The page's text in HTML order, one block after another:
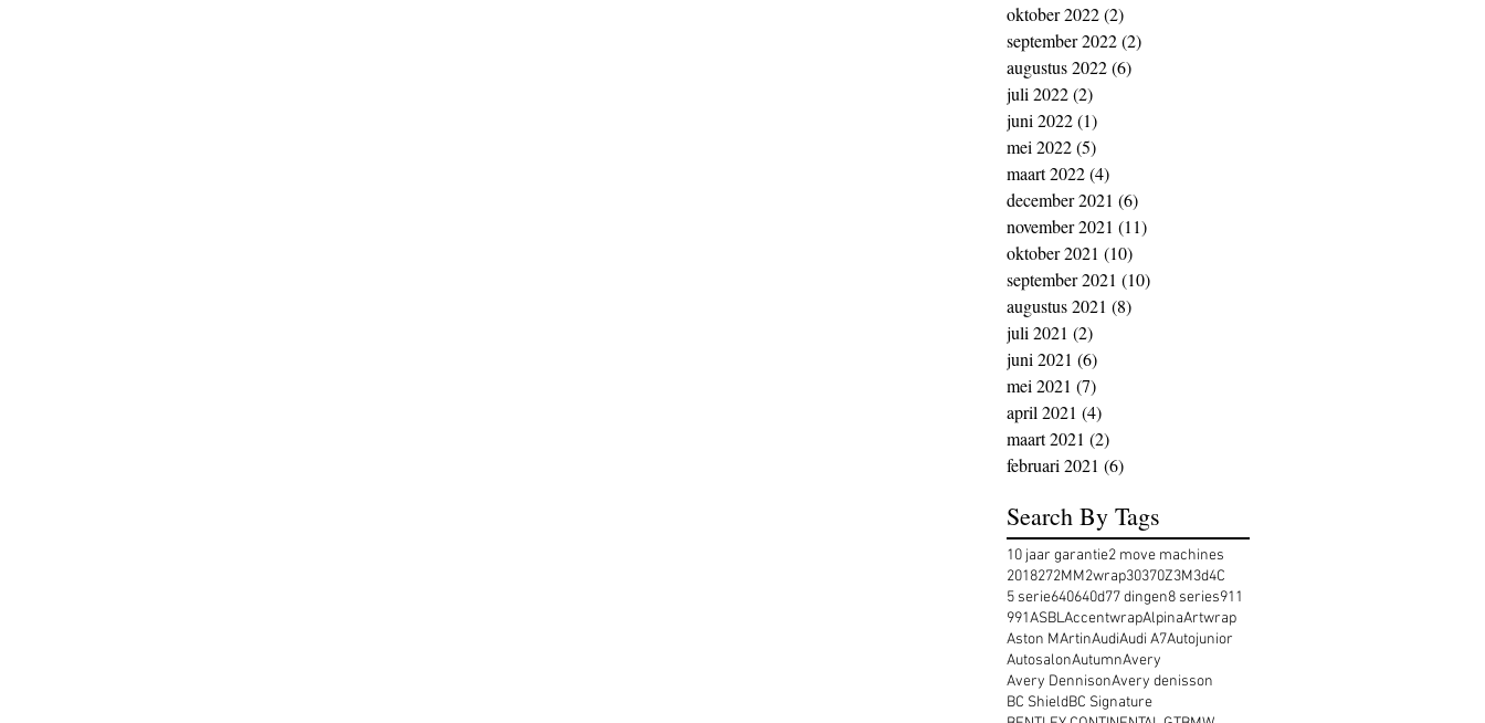
oktober 2022(2)
september 2022(2)
augustus 2022(6)
juli 2022(2)
juni 2022(1)
mei 2022(5)
maart 2022(4)
december 2021 (6)
november 2021 (11)
oktober 2021 (10)
september 2021 (10)
augustus 2021 (8)
juli 2021 (2)
juni 2021 (6)
mei 2021 (7)
april 2021 (4)
maart 2021 (2)
februari 2021 (6)
Search By Tags
10 jaar garantie2 move machines
2018272MM2wrap30370Z3M3d4C
5 serie640640d77 dingen8 series911
991ASBLAccentwrapAlpinaArtwrap
Aston MArtinAudiAudi A7Autojunior
AutosalonAutumnAvery
Avery DennisonAvery denisson
BC ShieldBC Signature